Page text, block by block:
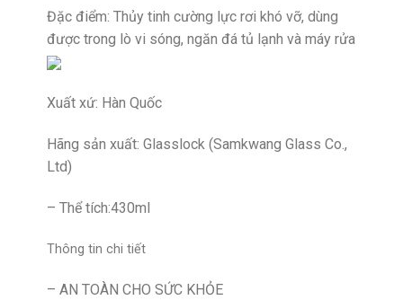
Đặc điểm: Thủy tinh cường lực rơi khó vỡ, dùng
được trong lò vi sóng, ngăn đá tủ lạnh và máy rửa
Xuất xứ: Hàn Quốc
Hãng sản xuất: Glasslock (Samkwang Glass Co.,
Ltd)
– Thể tích:430ml
Thông tin chi tiết
– AN TOÀN CHO SỨC KHỎE